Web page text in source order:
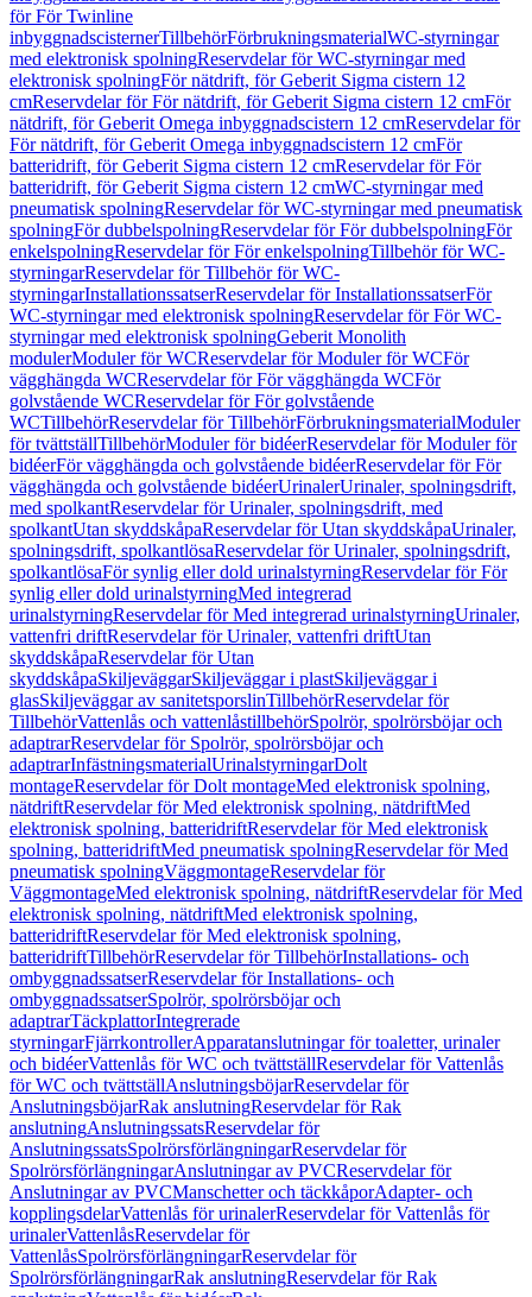
för För Twinline
inbyggnadscisternerTillbehörFörbrukningsmaterialWC-styrningar
med elektronisk spolningReservdelar för WC-styrningar med
elektronisk spolningFör nätdrift, för Geberit Sigma cistern 12
cmReservdelar för För nätdrift, för Geberit Sigma cistern 12 cmFör
nätdrift, för Geberit Omega inbyggnadscistern 12 cmReservdelar för
För nätdrift, för Geberit Omega inbyggnadscistern 12 cmFör
batteridrift, för Geberit Sigma cistern 12 cmReservdelar för För
batteridrift, för Geberit Sigma cistern 12 cmWC-styrningar med
pneumatisk spolningReservdelar för WC-styrningar med pneumatisk
spolningFör dubbelspolningReservdelar för För dubbelspolningFör
enkelspolningReservdelar för För enkelspolningTillbehör för WC-
styrningarReservdelar för Tillbehör för WC-
styrningarInstallationssatserReservdelar för InstallationssatserFör
WC-styrningar med elektronisk spolningReservdelar för För WC-
styrningar med elektronisk spolningGeberit Monolith
modulerModuler för WCReservdelar för Moduler för WCFör
vägghängda WCReservdelar för För vägghängda WCFör
golvstående WCReservdelar för För golvstående
WCTillbehörReservdelar för TillbehörFörbrukningsmaterialModuler
för tvättställTillbehörModuler för bidéerReservdelar för Moduler för
bidéerFör vägghängda och golvstående bidéerReservdelar för För
vägghängda och golvstående bidéerUrinalerUrinaler, spolningsdrift,
med spolkantReservdelar för Urinaler, spolningsdrift, med
spolkantUtan skyddskåpaReservdelar för Utan skyddskåpaUrinaler,
spolningsdrift, spolkantlösaReservdelar för Urinaler, spolningsdrift,
spolkantlösaFör synlig eller dold urinalstyrningReservdelar för För
synlig eller dold urinalstyrningMed integrerad
urinalstyrningReservdelar för Med integrerad urinalstyrningUrinaler,
vattenfri driftReservdelar för Urinaler, vattenfri driftUtan
skyddskåpaReservdelar för Utan
skyddskåpaSkiljeväggarSkiljeväggar i plastSkiljeväggar i
glasSkiljeväggar av sanitetsporslinTillbehörReservdelar för
TillbehörVattenlås och vattenlåstillbehörSpolrör, spolrörsböjar och
adaptrarReservdelar för Spolrör, spolrörsböjar och
adaptrarInfästningsmaterialUrinalstyrningarDolt
montageReservdelar för Dolt montageMed elektronisk spolning,
nätdriftReservdelar för Med elektronisk spolning, nätdriftMed
elektronisk spolning, batteridriftReservdelar för Med elektronisk
spolning, batteridriftMed pneumatisk spolningReservdelar för Med
pneumatisk spolningVäggmontageReservdelar för
VäggmontageMed elektronisk spolning, nätdriftReservdelar för Med
elektronisk spolning, nätdriftMed elektronisk spolning,
batteridriftReservdelar för Med elektronisk spolning,
batteridriftTillbehörReservdelar för TillbehörInstallations- och
ombyggnadssatserReservdelar för Installations- och
ombyggnadssatserSpolrör, spolrörsböjar och
adaptrarTäckplattorIntegrerade
styrningarFjärrkontrollerApparatanslutningar för toaletter, urinaler
och bidéerVattenlås för WC och tvättställReservdelar för Vattenlås
för WC och tvättställAnslutningsböjarReservdelar för
AnslutningsböjarRak anslutningReservdelar för Rak
anslutningAnslutningssatsReservdelar för
AnslutningssatsSpolrörsförlängningarReservdelar för
SpolrörsförlängningarAnslutningar av PVCReservdelar för
Anslutningar av PVCManschetter och täckkåporAdapter- och
kopplingsdelarVattenlås för urinalerReservdelar för Vattenlås för
urinalerVattenlåsReservdelar för
VattenlåsSpolrörsförlängningarReservdelar för
SpolrörsförlängningarRak anslutningReservdelar för Rak